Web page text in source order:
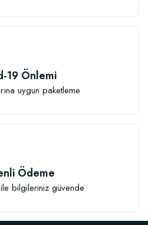
19 Önlemi
uygun paketleme
Ödeme
ile bilgileriniz güvende